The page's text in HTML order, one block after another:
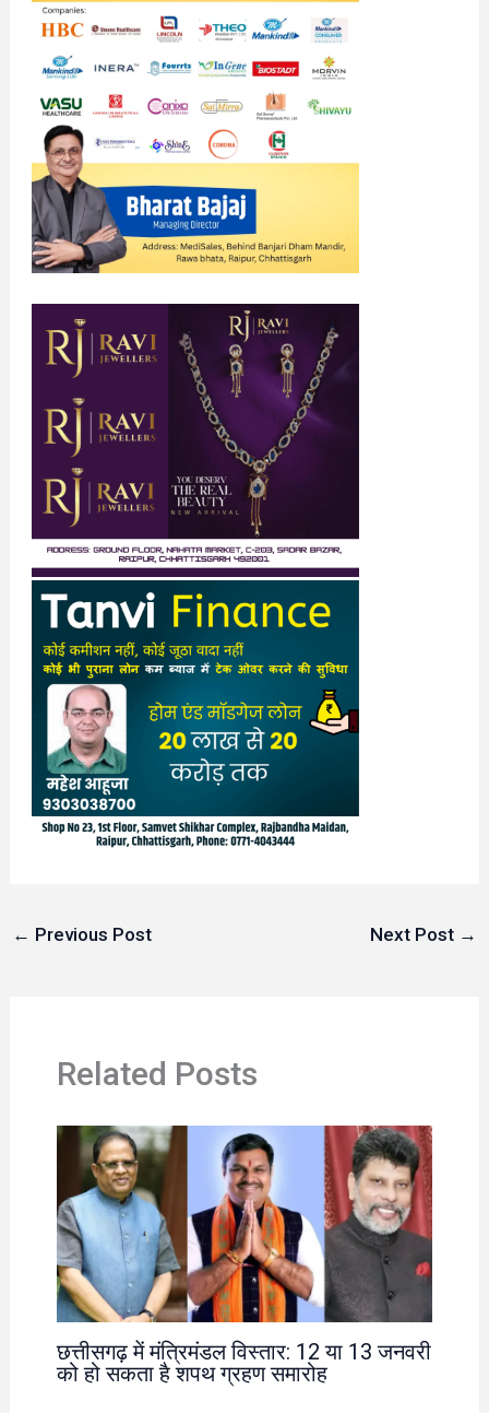
← Previous Post Next Post →
Related Posts
छत्तीसगढ़ में मंत्रिमंडल विस्तार: 12 या 13 जनवरी
को हो सकता है शपथ ग्रहण समारोह